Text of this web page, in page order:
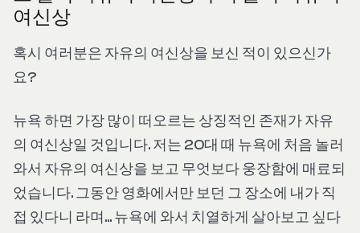
여신상
혹시 여러분은 자유의 여신상을 보신 적이 있으신가
요?
뉴욕 하면 가장 많이 떠오르는 상징적인 존재가 자유
의 여신상일 것입니다. 저는 20대 때 뉴욕에 처음 놀러
와서 자유의 여신상을 보고 무엇보다 웅장함에 매료되
었습니다. 그동안 영화에서만 보던 그 장소에 내가 직
접 있다니 라며... 뉴욕에 와서 치열하게 살아보고 싶다